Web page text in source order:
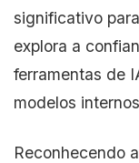
significativo
explora a
ferramentas de
modelos
Reconhecendo